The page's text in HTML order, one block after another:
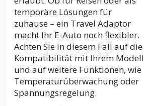
temporäre Lösungen für
zuhause – ein Travel Adaptor
macht Ihr E-Auto noch flexibler.
Achten Sie in diesem Fall auf die
Kompatibilität mit Ihrem Modell
und auf weitere Funktionen, wie
Temperaturüberwachung oder
Spannungsregelung.